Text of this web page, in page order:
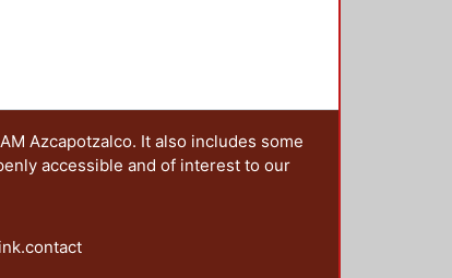
estrategias y
en las
Azcapotzalco. It also includes some
accessible and of interest to our